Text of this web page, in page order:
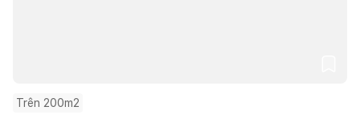
Trên 200m2